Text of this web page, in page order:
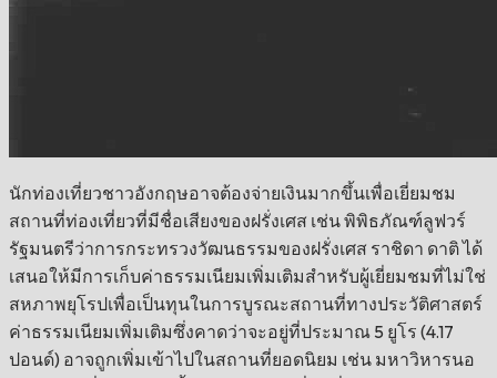
นักท่องเที่ยวชาวอังกฤษอาจต้องจ่ายเงินมากขึ้นเพื่อเยี่ยมชม
สถานที่ท่องเที่ยวที่มีชื่อเสียงของฝรั่งเศส เช่น พิพิธภัณฑ์ลูฟวร์
รัฐมนตรีว่าการกระทรวงวัฒนธรรมของฝรั่งเศส ราชิดา ดาติ ได้
เสนอให้มีการเก็บค่าธรรมเนียมเพิ่มเติมสำหรับผู้เยี่ยมชมที่ไม่ใช่
สหภาพยุโรปเพื่อเป็นทุนในการบูรณะสถานที่ทางประวัติศาสตร์
ค่าธรรมเนียมเพิ่มเติมซึ่งคาดว่าจะอยู่ที่ประมาณ 5 ยูโร (4.17
ปอนด์) อาจถูกเพิ่มเข้าไปในสถานที่ยอดนิยม เช่น มหาวิหารนอ